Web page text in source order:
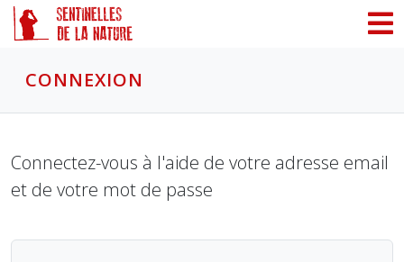
CONNEXION
Connectez-vous à l'aide de votre adresse email
et de votre mot de passe
Panneau de gestion des cookies